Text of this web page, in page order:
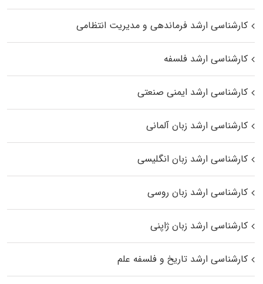
کارشناسی ارشد فرماندهی و مدیریت انتظامی
کارشناسی ارشد فلسفه
کارشناسی ارشد ایمنی صنعتی
کارشناسی ارشد زبان آلمانی
کارشناسی ارشد زبان انگلیسی
کارشناسی ارشد زبان روسی
کارشناسی ارشد زبان ژاپنی
کارشناسی ارشد تاریخ و فلسفه علم